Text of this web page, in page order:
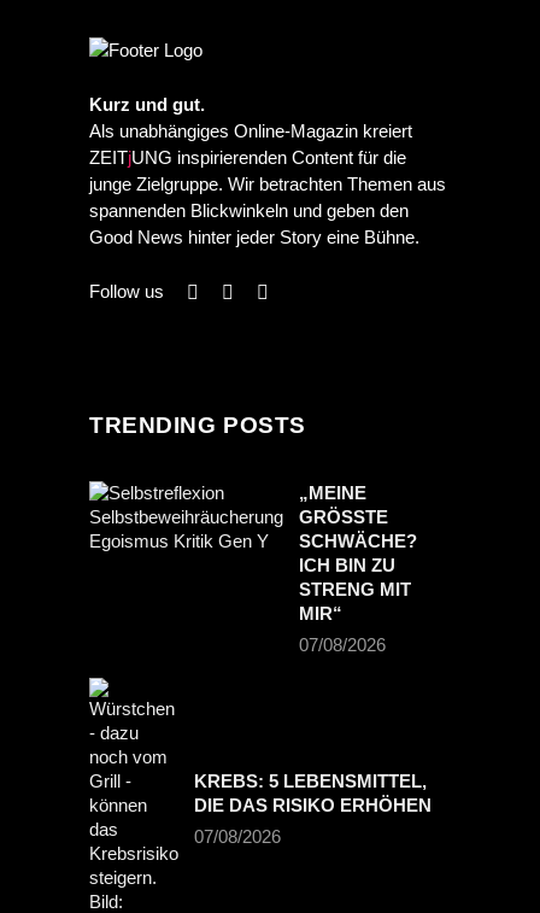
Kurz und gut.
Als unabhängiges Online-Magazin kreiert
ZEITjUNG inspirierenden Content für die
junge Zielgruppe. Wir betrachten Themen aus
spannenden Blickwinkeln und geben den
Good News hinter jeder Story eine Bühne.
Follow us
TRENDING POSTS
„MEINE
GRÖSSTE S
CHWÄCHE? I
CH BIN ZU S
TRENG MIT M
IR“
07/08/2026
KREBS: 5 LEBENSMITTEL,
DIE DAS RISIKO ERHÖHEN
07/08/2026